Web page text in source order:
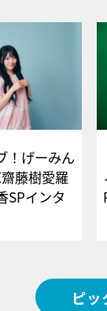
！げーみん
藤樹愛羅
SPインタ
ピ